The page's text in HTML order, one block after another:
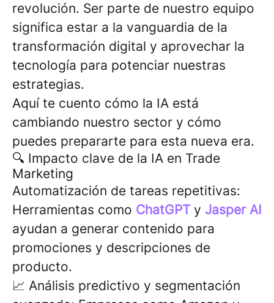
revolución. Ser parte de nuestro equipo
significa estar a la vanguardia de la
transformación digital y aprovechar la
tecnología para potenciar nuestras
estrategias.
Aquí te cuento cómo la IA está
cambiando nuestro sector y cómo
puedes prepararte para esta nueva era.
🔍 Impacto clave de la IA en Trade
Marketing
Automatización de tareas repetitivas:
Herramientas como ChatGPTy Jasper AI
ayudan a generar contenido para
promociones y descripciones de
producto.
📈 Análisis predictivo y segmentación